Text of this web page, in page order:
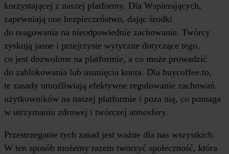
korzystającej z naszej platformy. Dla Wspierających,
zapewniają one bezpieczeństwo, dając środki
do reagowania na nieodpowiednie zachowanie. Twórcy
zyskują jasne i przejrzyste wytyczne dotyczące tego,
co jest dozwolone na platformie, a co może prowadzić
do zablokowania lub usunięcia konta. Dla buycoffee.to,
te zasady umożliwiają efektywne regulowanie zachowań
użytkowników na naszej platformie i poza nią, co pomaga
w utrzymaniu zdrowej i twórczej atmosfery.
Przestrzeganie tych zasad jest ważne dla nas wszystkich.
W ten sposób możemy razem tworzyć społeczność, która